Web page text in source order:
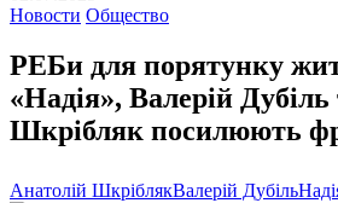
Новости Общество
РЕБи для порятунку
«Надія», Валерій
Шкрібляк посилюють
Анатолій ШкріблякВалерій Дубіль